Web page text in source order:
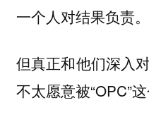
一个人对结果负责。
但真正和他们深入
不太愿意被“OPC”这